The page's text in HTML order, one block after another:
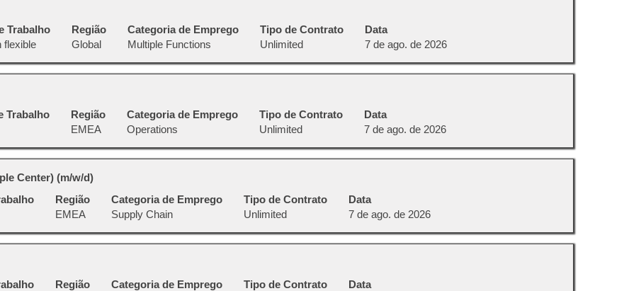
Trabalho
flexible
Região
Global
Categoria de Emprego
Multiple Functions
Tipo de Contrato
Unlimited
Data
7 de ago. de 2026
Trabalho
Região
EMEA
Categoria de Emprego
Operations
Tipo de Contrato
Unlimited
Data
7 de ago. de 2026
Center) (m/w/d)
Região
EMEA
Categoria de Emprego
Supply Chain
Tipo de Contrato
Unlimited
Data
7 de ago. de 2026
Região
Categoria de Emprego
Tipo de Contrato
Data